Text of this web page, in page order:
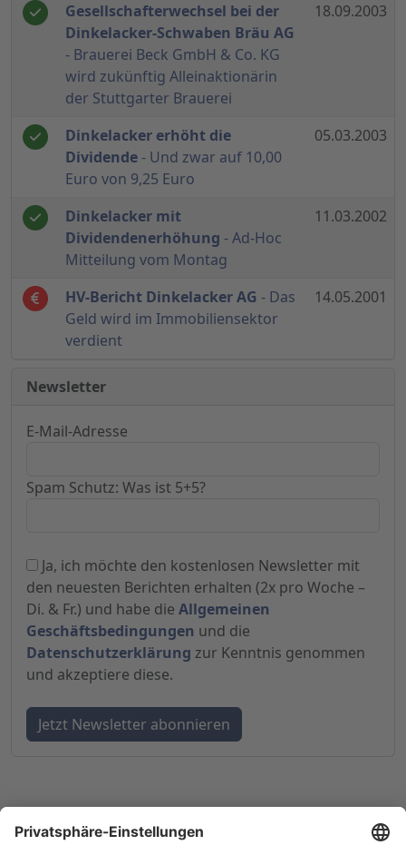
Gesellschafterwechsel bei der
Dinkelacker-Schwaben Bräu AG
- Brauerei Beck GmbH & Co. KG
wird zukünftig Alleinaktionärin
der Stuttgarter Brauerei
18.09.2003
Dinkelacker erhöht die
Dividende- Und zwar auf 10,00
Euro von 9,25 Euro
05.03.2003
Dinkelacker mit
Dividendenerhöhung - Ad-Hoc
Mitteilung vom Montag
11.03.2002
HV-Bericht Dinkelacker AG - Das
Geld wird im Immobiliensektor
verdient
14.05.2001
Newsletter
E-Mail-Adresse
Spam Schutz: Was ist 5+5?
Ja, ich möchte den kostenlosen Newsletter mit
den neuesten Berichten erhalten (2x pro Woche –
Di. & Fr.) und habe die Allgemeinen
Geschäftsbedingungen und die
Datenschutzerklärung zur Kenntnis genommen
und akzeptiere diese.
© 1998-2026by GSC Research GmbH